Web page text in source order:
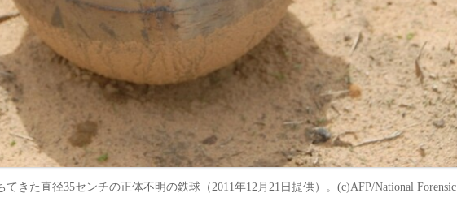
きた直径35センチの正体不明の鉄球（2011年12月21日提供）。(c)AFP/National Forensic